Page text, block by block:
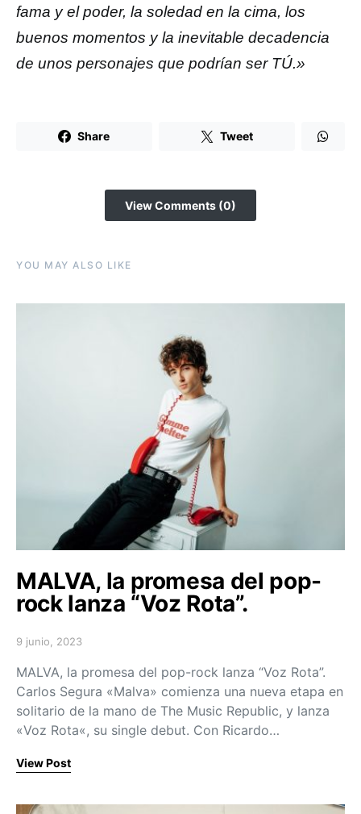
fama y el poder, la soledad en la cima, los
buenos momentos y la inevitable decadencia
de unos personajes que podrían ser TÚ.»
Share Tweet
View Comments (0)
YOU MAY ALSO LIKE
MALVA, la promesa del pop-
rock lanza “Voz Rota”.
Posted on
9 junio, 2023
MALVA, la promesa del pop-rock lanza “Voz Rota”.
Carlos Segura «Malva» comienza una nueva etapa en
solitario de la mano de The Music Republic, y lanza
«Voz Rota«, su single debut. Con Ricardo…
View Post